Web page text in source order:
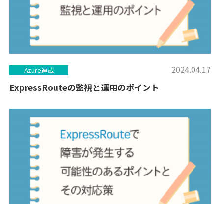
Azure連載 2024.04.17
ExpressRouteの監視と運用のポイント